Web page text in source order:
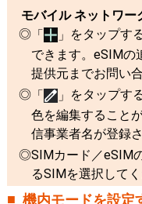
モバイル ネットワー
「
」 をタップす
できます。eSIMの
提供元までお問い
「
」 をタップす
色を編集すること
信事業者名が登録
SIMカード／eSIM
るSIMを選択してく
機内モードを設定